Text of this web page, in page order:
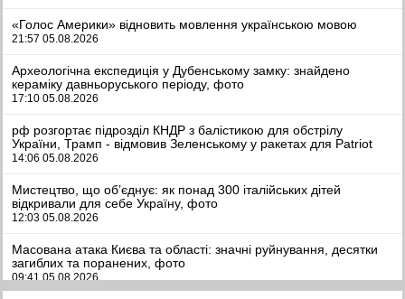
«Голос Америки» відновить мовлення українською мовою
21:57 05.08.2026
Археологічна експедиція у Дубенському замку: знайдено
кераміку давньоруського періоду, фото
17:10 05.08.2026
рф розгортає підрозділ КНДР з балістикою для обстрілу
України, Трамп - відмовив Зеленському у ракетах для Patriot
14:06 05.08.2026
Мистецтво, що об’єднує: як понад 300 італійських дітей
відкривали для себе Україну, фото
12:03 05.08.2026
Масована атака Києва та області: значні руйнування, десятки
загиблих та поранених, фото
09:41 05.08.2026